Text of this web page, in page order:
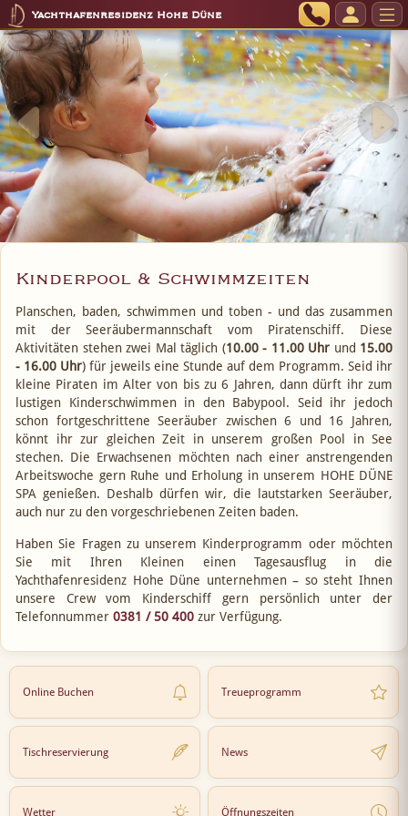
Yachthafenresidenz Hohe Düne
Kinderpool & Schwimmzeiten
Planschen, baden, schwimmen und toben - und das zusammen
mit der Seeräubermannschaft vom Piratenschiff. Diese
Aktivitäten stehen zwei Mal täglich (10.00 - 11.00 Uhr und 15.00
- 16.00 Uhr) für jeweils eine Stunde auf dem Programm. Seid ihr
kleine Piraten im Alter von bis zu 6 Jahren, dann dürft ihr zum
lustigen Kinderschwimmen in den Babypool. Seid ihr jedoch
schon fortgeschrittene Seeräuber zwischen 6 und 16 Jahren,
könnt ihr zur gleichen Zeit in unserem großen Pool in See
stechen. Die Erwachsenen möchten nach einer anstrengenden
Arbeitswoche gern Ruhe und Erholung in unserem HOHE DÜNE
SPA genießen. Deshalb dürfen wir, die lautstarken Seeräuber,
auch nur zu den vorgeschriebenen Zeiten baden.
Haben Sie Fragen zu unserem Kinderprogramm oder möchten
Sie mit Ihren Kleinen einen Tagesausflug in die
Yachthafenresidenz Hohe Düne unternehmen – so steht Ihnen
unsere Crew vom Kinderschiff gern persönlich unter der
Telefonnummer 0381 / 50 400 zur Verfügung.
Online Buchen Treueprogramm
Tischreservierung News
Wetter Öffnungszeiten